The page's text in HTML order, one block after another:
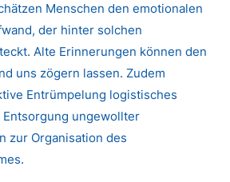
Menschen den emotionalen
der hinter solchen
Alte Erinnerungen können den
uns zögern lassen. Zudem
Entrümpelung logistisches
ungewollter
zur Organisation des